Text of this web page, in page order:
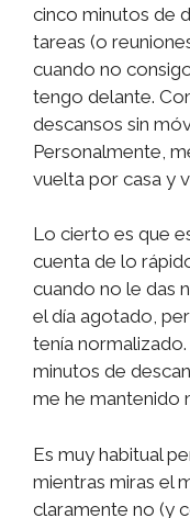
cinco minutos de
tareas (o
cuando no
tengo delante.
descansos sin
Personalmente,
vuelta por casa y
Lo cierto es que
cuenta de lo
cuando no le das
el día agotado,
tenía
minutos de
me he mantenido
Es muy habitual
mientras miras el
claramente no (y